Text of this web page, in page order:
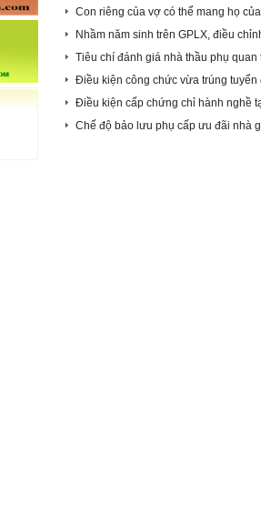
Con riêng của vợ có thể mang họ
Nhầm năm sinh trên GPLX, điều
Tiêu chí đánh giá nhà thầu phụ quan
Điều kiện công chức vừa trúng
Điều kiện cấp chứng chỉ hành nghề
Chế độ bảo lưu phụ cấp ưu đãi nhà